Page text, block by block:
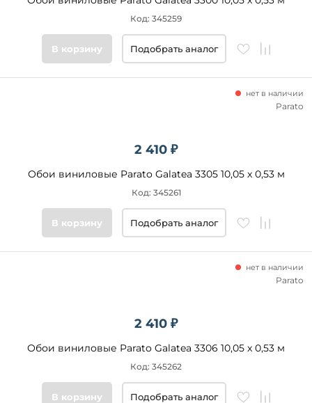
Код: 345259
В корзину Подобрать аналог
2 410 ₽
Обои виниловые Parato Galatea 3305 10,05 x 0,53 м
нет в наличии
Код: 345261
Parato
В корзину Подобрать аналог
2 410 ₽
Обои виниловые Parato Galatea 3306 10,05 x 0,53 м
нет в наличии
Код: 345262
Parato
В корзину Подобрать аналог